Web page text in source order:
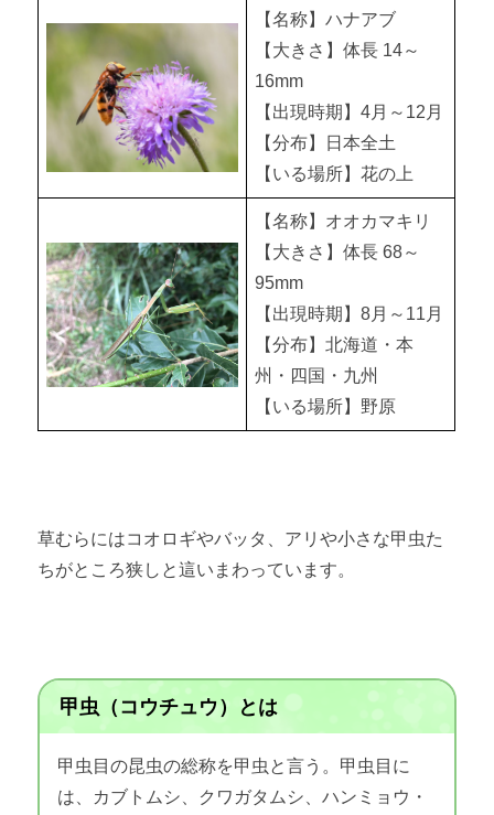
【名称】ハナアブ
【大きさ】体長 14～
16mm
【出現時期】4月～12月
【分布】日本全土
【いる場所】花の上
【名称】オオカマキリ
【大きさ】体長 68～
95mm
【出現時期】8月～11月
【分布】北海道・本
州・四国・九州
【いる場所】野原
草むらにはコオロギやバッタ、アリや小さな甲虫た
ちがところ狭しと這いまわっています。
甲虫（コウチュウ）とは
甲虫目の昆虫の総称を甲虫と言う。甲虫目に
は、カブトムシ、クワガタムシ、ハンミョウ・